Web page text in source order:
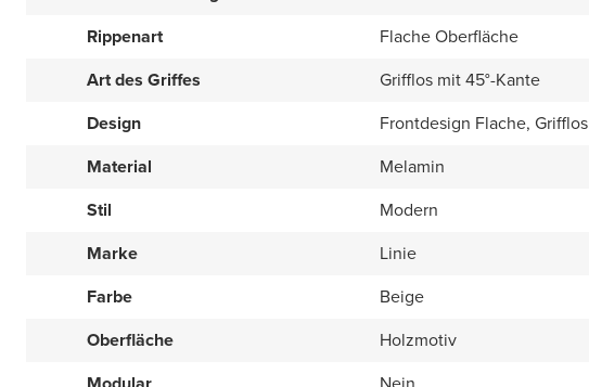
Rippenart
Flache Oberfläche
Art des Griffes
Grifflos mit 45°-Kante
Design
Frontdesign Flache, Grifflos
Material
Melamin
Stil
Modern
Marke
Linie
Farbe
Beige
Oberfläche
Holzmotiv